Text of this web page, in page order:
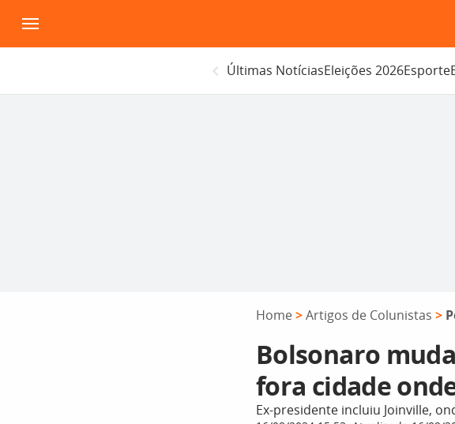
para
o
Últimas NotíciasEleições 2026Esporte
Home >Artigos de Colunistas >
Bolsonaro
fora cidade
Ex-presidente incluiu Joinville,